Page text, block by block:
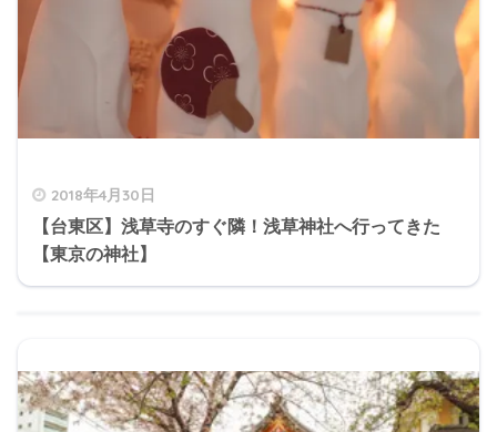
2018年4月30日
【台東区】浅草寺のすぐ隣！浅草神社へ行ってきた
【東京の神社】